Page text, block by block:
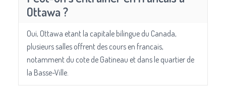
Ottawa ?
Oui, Ottawa etant la capitale bilingue du Canada,
plusieurs salles offrent des cours en francais,
notamment du cote de Gatineau et dans le quartier de
la Basse-Ville.